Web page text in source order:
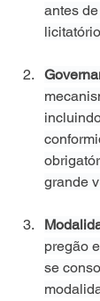
antes
grande
pregão
se